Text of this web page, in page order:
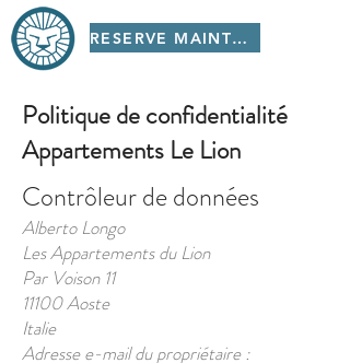
RESERVE MAINTENANT!
Politique de confidentialité
Appartements Le Lion
Contrôleur de données
Alberto Longo
Les Appartements du Lion
Par Voison 11
11100 Aoste
Italie
Adresse e-mail du propriétaire :